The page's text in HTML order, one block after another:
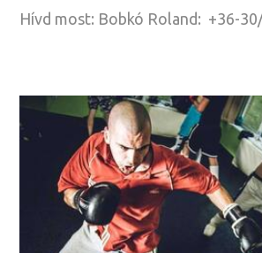
Hívd most: Bobkó Roland: +36-